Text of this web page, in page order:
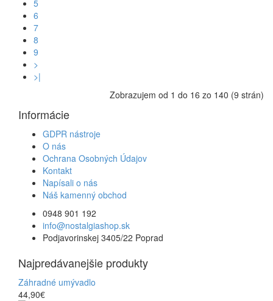
5
6
7
8
9
>
>|
Zobrazujem od 1 do 16 zo 140 (9 strán)
Informácie
GDPR nástroje
O nás
Ochrana Osobných Údajov
Kontakt
Napísali o nás
Náš kamenný obchod
0948 901 192
info@nostalgiashop.sk
Podjavorinskej 3405/22 Poprad
Najpredávanejšie produkty
Záhradné umývadlo
44,90€